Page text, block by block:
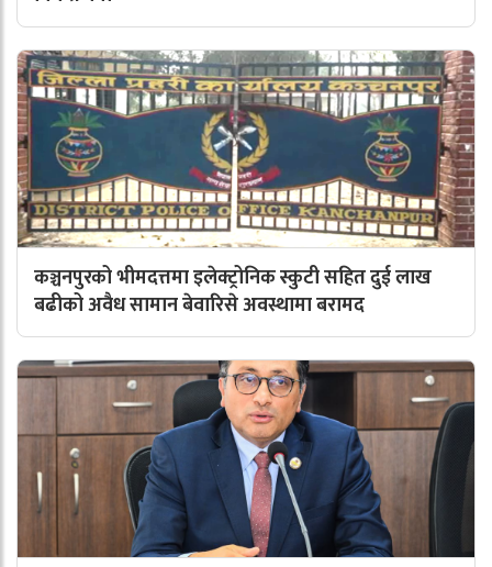
कञ्चनपुरको भीमदत्तमा इलेक्ट्रोनिक स्कुटी सहित दुई लाख
बढीको अवैध सामान बेवारिसे अवस्थामा बरामद